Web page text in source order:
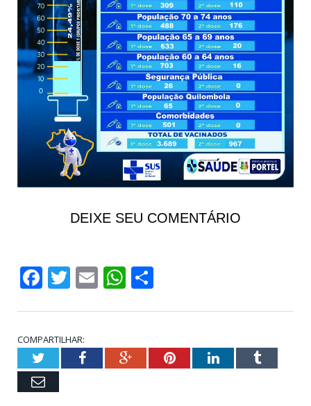
DEIXE SEU COMENTÁRIO
Facebook
Twitter
EmailWhatsApp
COMPARTILHAR:
TwitterFacebookGoogle+PinterestLinkedInTumblr
Email